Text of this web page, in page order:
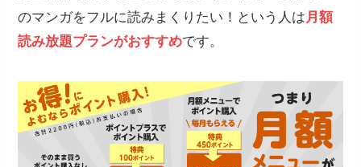
のマンガをフルに読みまくりたい！という人は月額
読み放題プランがおすすめです。